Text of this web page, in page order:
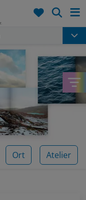
Ort Atelier